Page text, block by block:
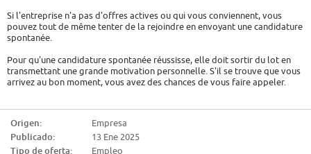
Si l'entreprise n'a pas d'offres actives ou qui vous conviennent, vous
pouvez tout de même tenter de la rejoindre en envoyant une candidature
spontanée.
Pour qu'une candidature spontanée réussisse, elle doit sortir du lot en
transmettant une grande motivation personnelle. S'il se trouve que vous
arrivez au bon moment, vous avez des chances de vous faire appeler.
- Montrez un véritable intérêt. Soit c'est une entreprise qui vous intéresse
depuis longtemps et devrez transmettre ceci, soit vous devez faire
comme si. Vous devrez vous renseigner sur l'entreprise, son histoire, son
Origen:
Empresa
Publicado:
13 Ene 2025
Tipo de oferta:
Empleo